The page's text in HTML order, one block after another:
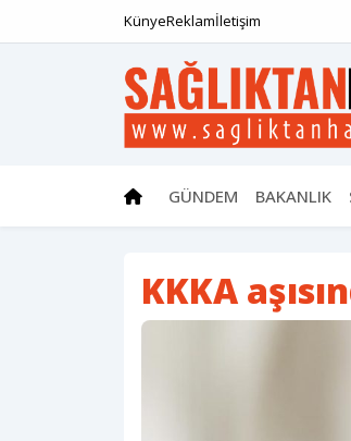
KünyeReklamİletişim
GÜNDEM BAKANLIK
KKKA